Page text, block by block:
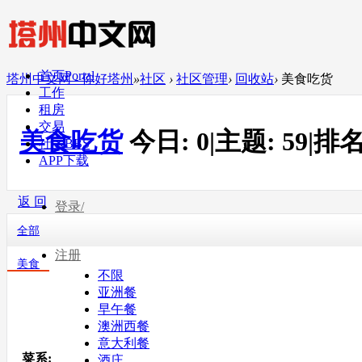
首页Portal
工作
租房
交易
社区BBS
APP下载
登录/
注册
塔州中文网 - 你好塔州 »社区 › 社区管理› 回收站› 美食吃货
美食吃货 今日: 0|主题: 59|排
返 回
全部
美食
菜系:
不限
亚洲餐
早午餐
澳洲西餐
意大利餐